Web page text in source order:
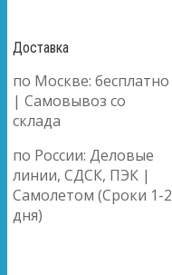
Доставка
по Москве: бесплатно
| Самовывоз со
склада
по России: Деловые
линии, СДСК, ПЭК |
Самолетом (Сроки 1-2
дня)